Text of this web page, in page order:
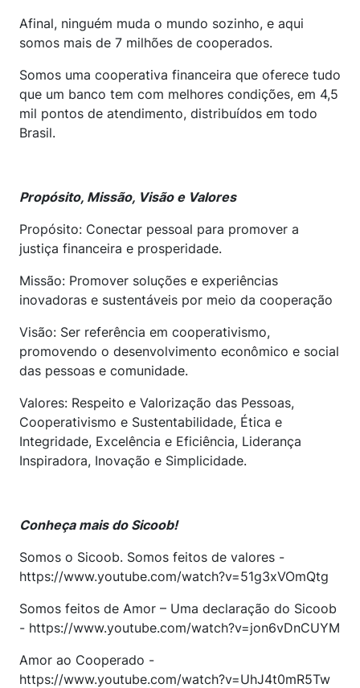
Afinal, ninguém muda o mundo sozinho, e aqui
somos mais de 7 milhões de cooperados.
Somos uma cooperativa financeira que oferece tudo
que um banco tem com melhores condições, em 4,5
mil pontos de atendimento, distribuídos em todo
Brasil.
Propósito, Missão, Visão e Valores
Propósito: Conectar pessoal para promover a
justiça financeira e prosperidade.
Missão: Promover soluções e experiências
inovadoras e sustentáveis por meio da cooperação
Visão: Ser referência em cooperativismo,
promovendo o desenvolvimento econômico e social
das pessoas e comunidade.
Valores: Respeito e Valorização das Pessoas,
Cooperativismo e Sustentabilidade, Ética e
Integridade, Excelência e Eficiência, Liderança
Inspiradora, Inovação e Simplicidade.
Conheça mais do Sicoob!
Somos o Sicoob. Somos feitos de valores -
https://www.youtube.com/watch?v=51g3xVOmQtg
Somos feitos de Amor – Uma declaração do Sicoob
- https://www.youtube.com/watch?v=jon6vDnCUYM
Amor ao Cooperado -
https://www.youtube.com/watch?v=UhJ4t0mR5Tw